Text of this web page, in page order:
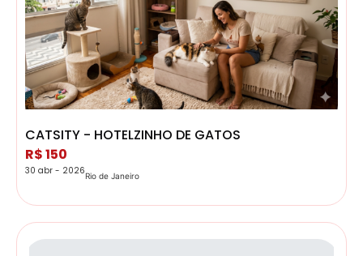
CATSITY - HOTELZINHO DE GATOS
R$ 150
30 abr - 2026Rio de Janeiro